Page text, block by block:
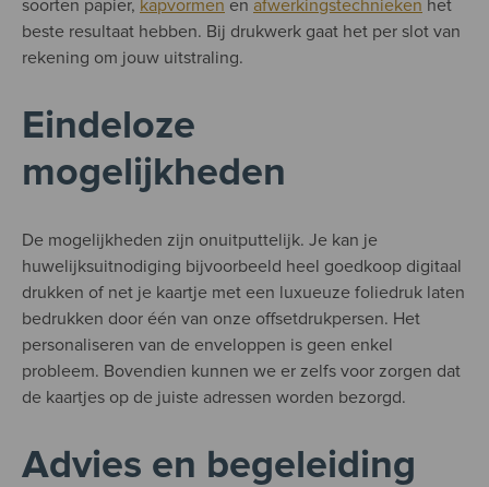
soorten papier, kapvormen en afwerkingstechnieken het
beste resultaat hebben. Bij drukwerk gaat het per slot van
rekening om jouw uitstraling.
Eindeloze
mogelijkheden
De mogelijkheden zijn onuitputtelijk. Je kan je
huwelijksuitnodiging bijvoorbeeld heel goedkoop digitaal
drukken of net je kaartje met een luxueuze foliedruk laten
bedrukken door één van onze offsetdrukpersen. Het
personaliseren van de enveloppen is geen enkel
probleem. Bovendien kunnen we er zelfs voor zorgen dat
de kaartjes op de juiste adressen worden bezorgd.
Advies en begeleiding